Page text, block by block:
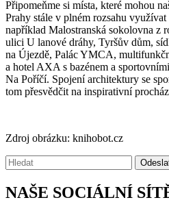
Připomeňme si místa, které mohou
Prahy stále v plném rozsahu
například Malostranská sokolovna z
ulici U lanové dráhy, Tyršův dům,
na Újezdě, Palác YMCA,
a hotel AXA s bazénem a
Na Poříčí. Spojení architektury se
tom přesvědčit na inspirativní
Zdroj obrázku: knihobot.cz
Vyhledávání:
NAŠE SOCIÁLNÍ